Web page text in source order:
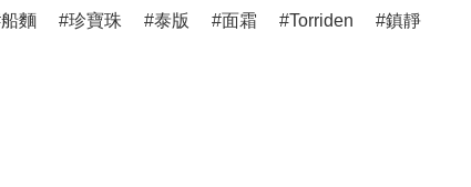
船麵 珍寶珠 泰版 面霜 Torriden 鎮靜